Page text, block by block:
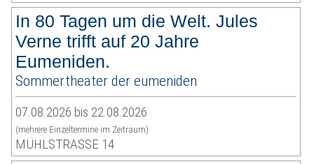
In 80 Tagen um die Welt. Jules
Verne trifft auf 20 Jahre
Eumeniden.
Sommertheater der eumeniden
07.08.2026 bis 22.08.2026
(mehrere Einzeltermine im Zeitraum)
MÜHLSTRASSE 14